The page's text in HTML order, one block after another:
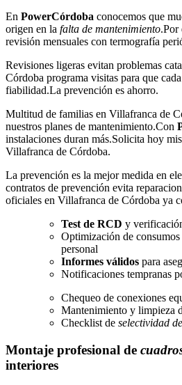
En PowerCórdoba conocemos que
origen en la falta de mantenimiento.Por
revisión mensuales con termografía
Revisiones ligeras evitan problemas
Córdoba programa visitas para que
fiabilidad.La prevención es ahorro.
Multitud de familias en Villafranca de
nuestros planes de mantenimiento.Con
instalaciones duran más.Solicita hoy
Villafranca de Córdoba.
La prevención es la mejor medida en
contratos de prevención evita
oficiales en Villafranca de Córdoba ya
Test de RCD y
Optimización de
personal
Informes válidos para
Notificaciones tempranas
Chequeo de conexiones
Mantenimiento y limpieza
Checklist de selectividad
Montaje profesional de
interiores